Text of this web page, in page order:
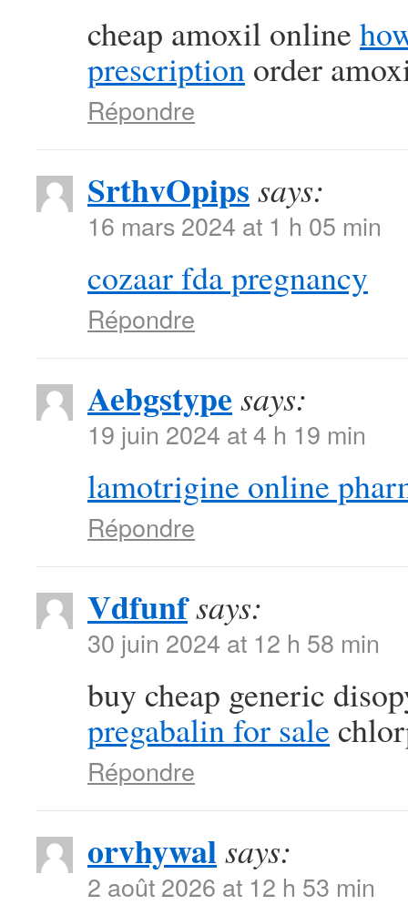
cheap amoxil online
prescription order
Répondre
SrthvOpips says:
16 mars 2024 at 1 h 05 min
cozaar fda pregnancy
Répondre
Aebgstype says:
19 juin 2024 at 4 h 19 min
lamotrigine online
Répondre
Vdfunfsays:
30 juin 2024 at 12 h 58 min
buy cheap generic
pregabalin for sale
Répondre
orvhywalsays:
2 août 2026 at 12 h 53 min